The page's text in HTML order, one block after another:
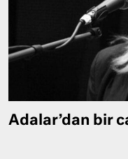
Adalar’dan bir